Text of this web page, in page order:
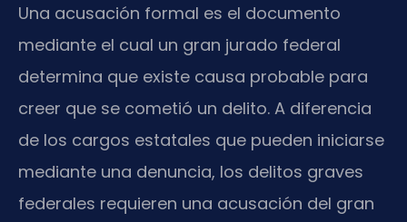
Una acusación formal es el documento
mediante el cual un gran jurado federal
determina que existe causa probable para
creer que se cometió un delito. A diferencia
de los cargos estatales que pueden iniciarse
mediante una denuncia, los delitos graves
federales requieren una acusación del gran